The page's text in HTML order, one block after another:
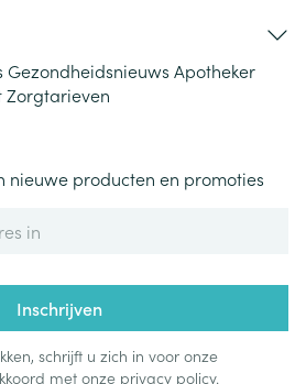
Gezondheidsnieuws Apotheker
Zorgtarieven
nieuwe producten en promoties
Inschrijven
schrijft u zich in voor onze
met onze privacy policy.